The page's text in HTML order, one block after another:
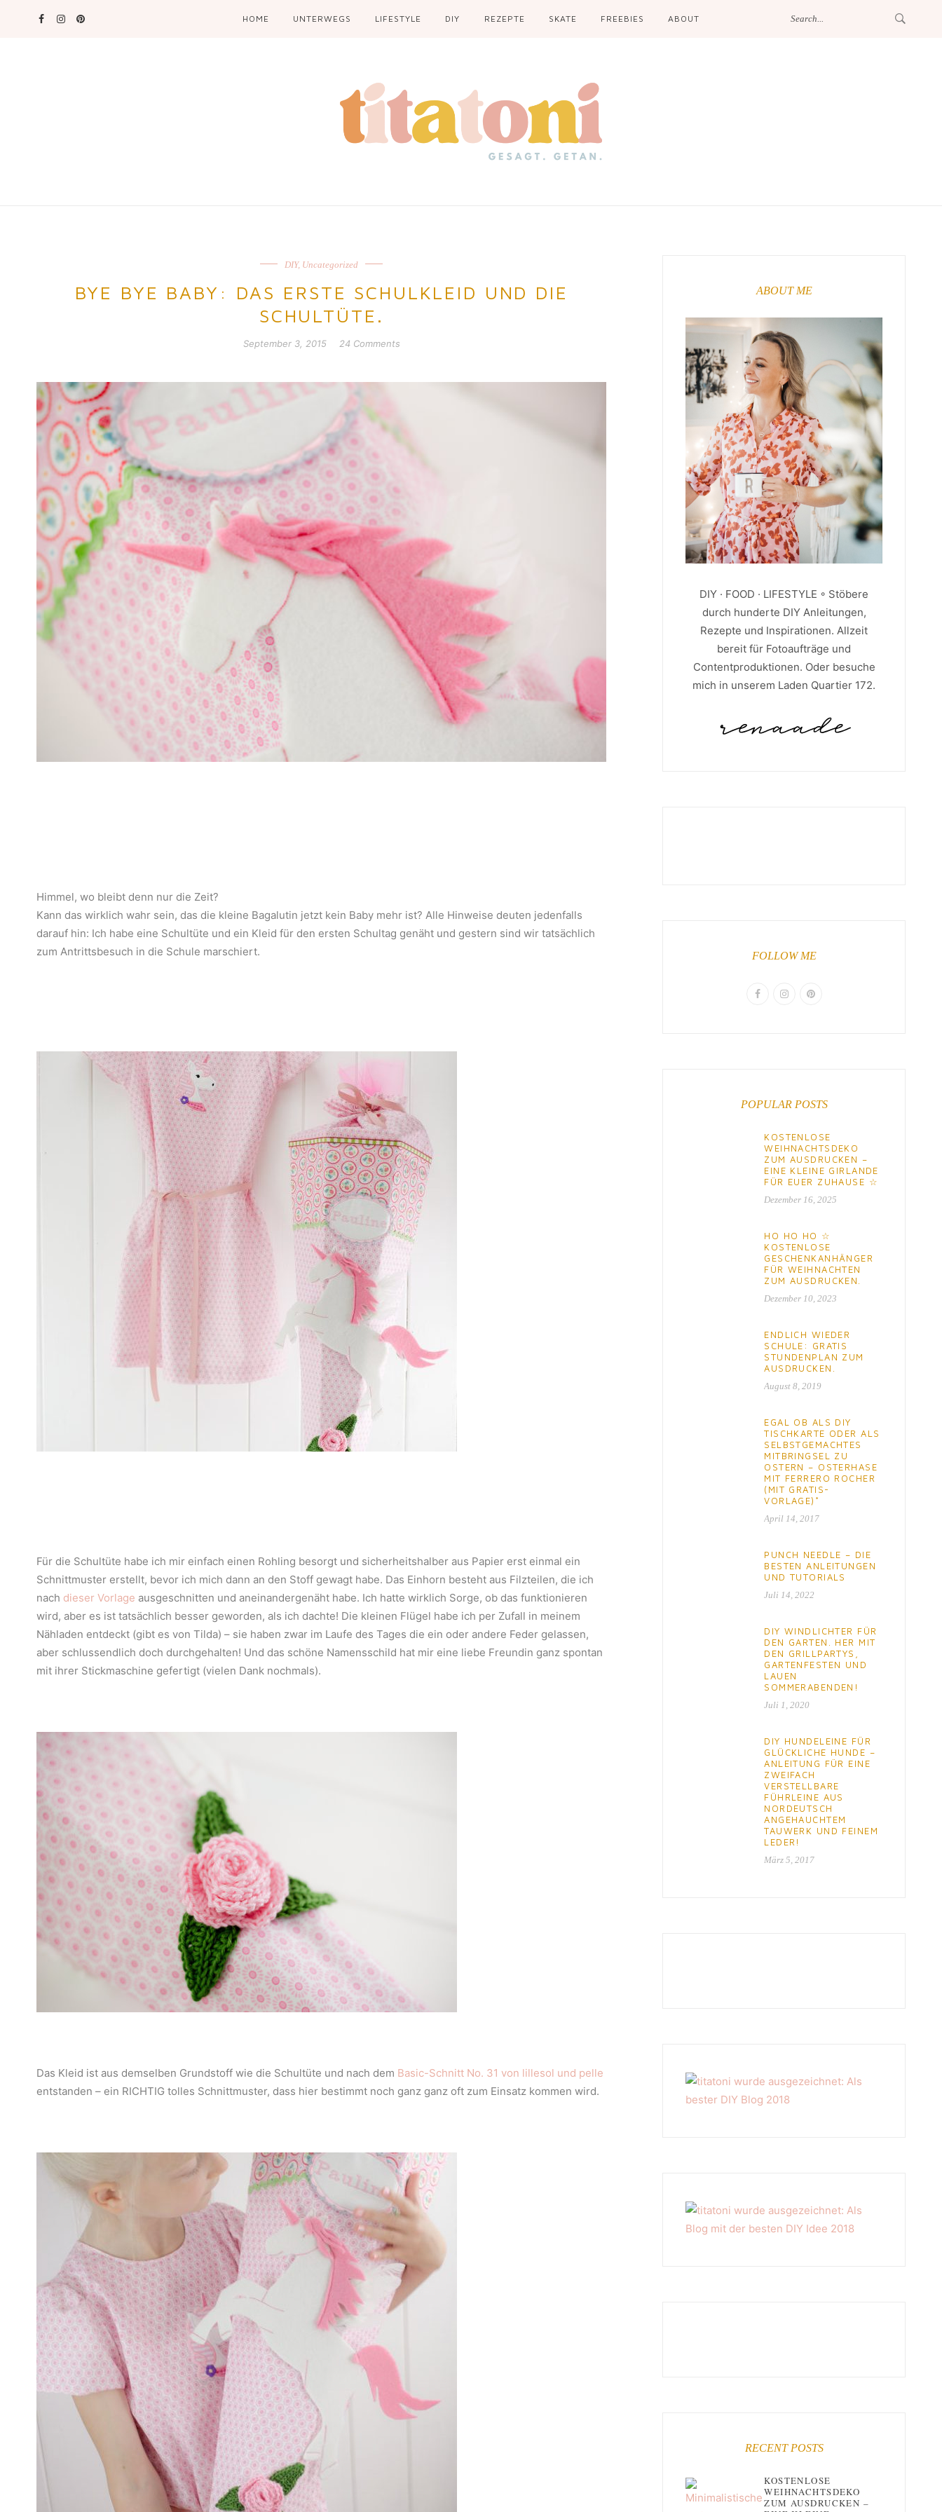
HOME UNTERWEGS LIFESTYLE DIY REZEPTE SKATE FREEBIES ABOUT
DIY, Uncategorized
BYE BYE BABY: DAS ERSTE SCHULKLEID UND DIE
SCHULTÜTE.
September 3, 2015 24 Comments
Himmel, wo bleibt denn nur die Zeit?
Kann das wirklich wahr sein, das die kleine Bagalutin jetzt kein Baby mehr ist? Alle Hinweise deuten jedenfalls
darauf hin: Ich habe eine Schultüte und ein Kleid für den ersten Schultag genäht und gestern sind wir tatsächlich
zum Antrittsbesuch in die Schule marschiert.
Für die Schultüte habe ich mir einfach einen Rohling besorgt und sicherheitshalber aus Papier erst einmal ein
Schnittmuster erstellt, bevor ich mich dann an den Stoff gewagt habe. Das Einhorn besteht aus Filzteilen, die ich
nach dieser Vorlage ausgeschnitten und aneinandergenäht habe. Ich hatte wirklich Sorge, ob das funktionieren
wird, aber es ist tatsächlich besser geworden, als ich dachte! Die kleinen Flügel habe ich per Zufall in meinem
Nähladen entdeckt (gibt es von Tilda) – sie haben zwar im Laufe des Tages die ein oder andere Feder gelassen,
aber schlussendlich doch durchgehalten! Und das schöne Namensschild hat mir eine liebe Freundin ganz spontan
mit ihrer Stickmaschine gefertigt (vielen Dank nochmals).
Das Kleid ist aus demselben Grundstoff wie die Schultüte und nach dem Basic-Schnitt No. 31 von lillesol und pelle
entstanden – ein RICHTIG tolles Schnittmuster, dass hier bestimmt noch ganz ganz oft zum Einsatz kommen wird.
ABOUT ME
DIY · FOOD · LIFESTYLE ◦ Stöbere
durch hunderte DIY Anleitungen,
Rezepte und Inspirationen. Allzeit
bereit für Fotoaufträge und
Contentproduktionen. Oder besuche
mich in unserem Laden Quartier 172.
FOLLOW ME
POPULAR POSTS
KOSTENLOSE
WEIHNACHTSDEKO
ZUM AUSDRUCKEN –
EINE KLEINE GIRLANDE
FÜR EUER ZUHAUSE ☆
Dezember 16, 2025
HO HO HO ☆
KOSTENLOSE
GESCHENKANHÄNGER
FÜR WEIHNACHTEN
ZUM AUSDRUCKEN.
Dezember 10, 2023
ENDLICH WIEDER
SCHULE: GRATIS
STUNDENPLAN ZUM
AUSDRUCKEN.
August 8, 2019
EGAL OB ALS DIY
TISCHKARTE ODER ALS
SELBSTGEMACHTES
MITBRINGSEL ZU
OSTERN – OSTERHASE
MIT FERRERO ROCHER
(MIT GRATIS-
VORLAGE)*
April 14, 2017
PUNCH NEEDLE – DIE
BESTEN ANLEITUNGEN
UND TUTORIALS
Juli 14, 2022
DIY WINDLICHTER FÜR
DEN GARTEN. HER MIT
DEN GRILLPARTYS,
GARTENFESTEN UND
LAUEN
SOMMERABENDEN!
Juli 1, 2020
DIY HUNDELEINE FÜR
GLÜCKLICHE HUNDE –
ANLEITUNG FÜR EINE
ZWEIFACH
VERSTELLBARE
FÜHRLEINE AUS
NORDEUTSCH
ANGEHAUCHTEM
TAUWERK UND FEINEM
LEDER!
März 5, 2017
RECENT POSTS
KOSTENLOSE
WEIHNACHTSDEKO
ZUM AUSDRUCKEN –